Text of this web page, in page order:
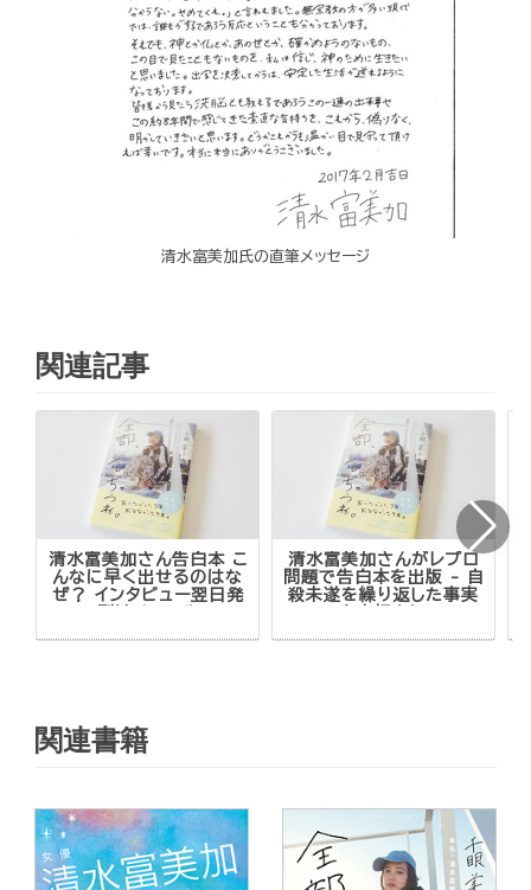
清水富美加氏の直筆メッセージ
関連記事
清水富美加さん告白本 こ
んなに早く出せるのはな
ぜ？ インタビュー翌日発
清水富美加さんがレプロ
問題で告白本を出版 - 自
殺未遂を繰り返した事実
関連書籍